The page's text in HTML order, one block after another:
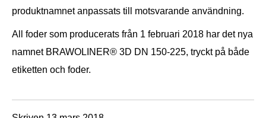
produktnamnet anpassats till motsvarande användning.
All foder som producerats från 1 februari 2018 har det nya
namnet BRAWOLINER® 3D DN 150-225, tryckt på både
etiketten och foder.